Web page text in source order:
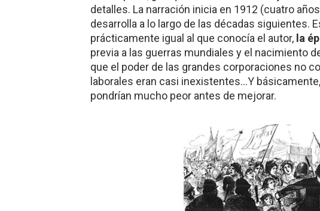
detalles. La narración inicia en 1912 (cuatro
desarrolla a lo largo de las décadas siguientes.
prácticamente igual al que conocía el autor,la
previa a las guerras mundiales y el nacimiento
que el poder de las grandes corporaciones no
laborales eran casi inexistentes…Y
pondrían mucho peor antes de mejorar.